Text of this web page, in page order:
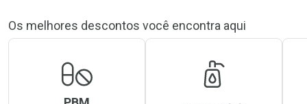
Os melhores descontos você encontra aqui